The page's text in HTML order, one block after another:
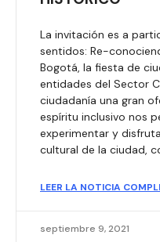
La invitación es a
sentidos: Re-
Bogotá, la fiesta de
entidades del Sector
ciudadanía una gran
espíritu inclusivo nos
experimentar y
cultural de la ciudad,
LEER LA NOTICIA
septiembre 9, 2021